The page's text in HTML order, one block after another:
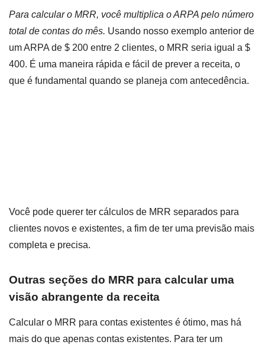
Para calcular o MRR, você multiplica o ARPA pelo número
total de contas do mês. Usando nosso exemplo anterior de
um ARPA de $ 200 entre 2 clientes, o MRR seria igual a $
400. É uma maneira rápida e fácil de prever a receita, o
que é fundamental quando se planeja com antecedência.
Você pode querer ter cálculos de MRR separados para
clientes novos e existentes, a fim de ter uma previsão mais
completa e precisa.
Outras seções do MRR para calcular uma
visão abrangente da receita
Calcular o MRR para contas existentes é ótimo, mas há
mais do que apenas contas existentes. Para ter um